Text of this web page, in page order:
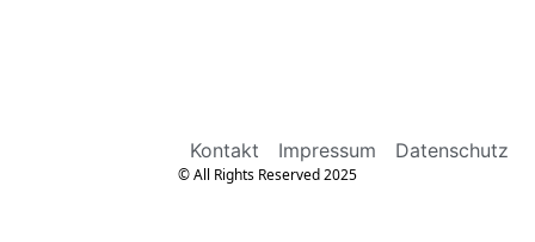
Kontakt Impressum Datenschutz
© All Rights Reserved 2025